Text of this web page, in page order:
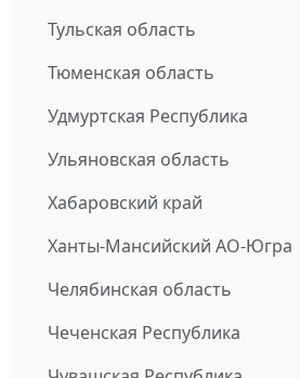
Тульская область
Тюменская область
Удмуртская Республика
Ульяновская область
Хабаровский край
Ханты-Мансийский АО-Югра
Челябинская область
Чеченская Республика